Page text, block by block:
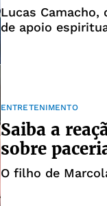
Lucas Camacho,
de apoio
ENTRETENIMENTO
Saiba a
sobre
O filho de